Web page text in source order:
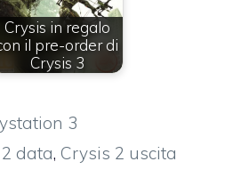
Crysis in regalo
il pre-order di
Crysis 3
3
data, Crysis 2 uscita